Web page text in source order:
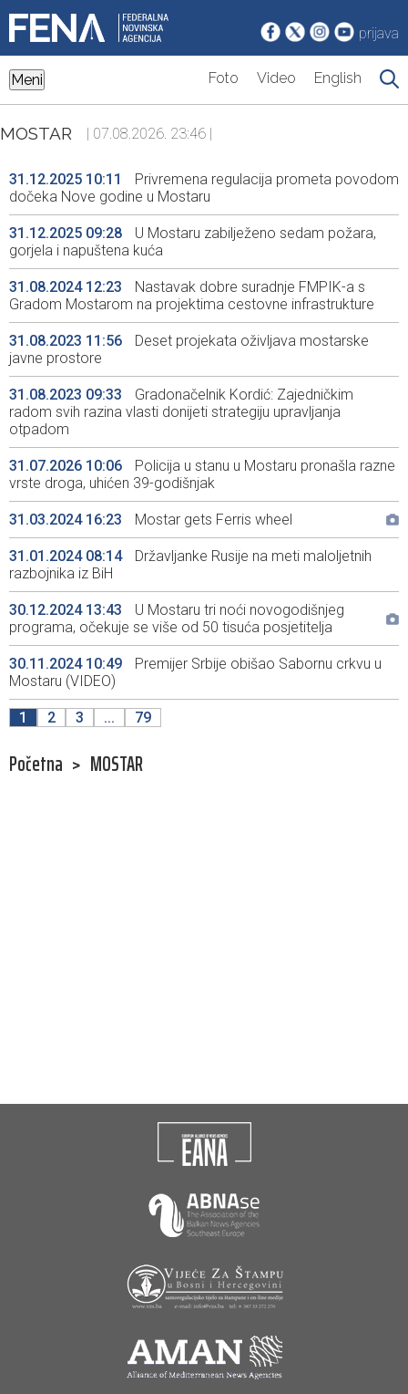
prijava
Meni Foto Video English
MOSTAR | 07.08.2026. 23:46 |
31.12.2025 10:11
Privremena regulacija prometa povodom
dočeka Nove godine u Mostaru
31.12.2025 09:28
U Mostaru zabilježeno sedam požara,
gorjela i napuštena kuća
31.08.2024 12:23
Nastavak dobre suradnje FMPIK-a s
Gradom Mostarom na projektima cestovne infrastrukture
31.08.2023 11:56
Deset projekata oživljava mostarske
javne prostore
31.08.2023 09:33
Gradonačelnik Kordić: Zajedničkim
radom svih razina vlasti donijeti strategiju upravljanja
otpadom
31.07.2026 10:06
Policija u stanu u Mostaru pronašla razne
vrste droga, uhićen 39-godišnjak
31.03.2024 16:23 Mostar gets Ferris wheel
31.01.2024 08:14
Državljanke Rusije na meti maloljetnih
razbojnika iz BiH
30.12.2024 13:43
U Mostaru tri noći novogodišnjeg
programa, očekuje se više od 50 tisuća posjetitelja
30.11.2024 10:49
Premijer Srbije obišao Sabornu crkvu u
Mostaru (VIDEO)
1 2 3 ... 79
Početna > MOSTAR